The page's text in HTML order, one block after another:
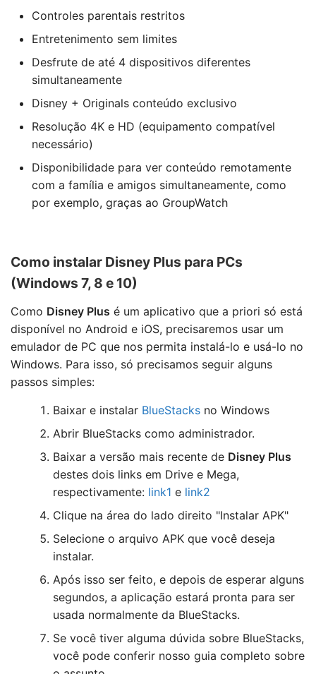
Controles parentais restritos
Entretenimento sem limites
Desfrute de até 4 dispositivos diferentes
simultaneamente
Disney + Originals conteúdo exclusivo
Resolução 4K e HD (equipamento compatível
necessário)
Disponibilidade para ver conteúdo remotamente
com a família e amigos simultaneamente, como
por exemplo, graças ao GroupWatch
Como instalar Disney Plus para PCs
(Windows 7, 8 e 10)
Como Disney Plus é um aplicativo que a priori só está
disponível no Android e iOS, precisaremos usar um
emulador de PC que nos permita instalá-lo e usá-lo no
Windows. Para isso, só precisamos seguir alguns
passos simples:
Baixar e instalar BlueStacks no Windows
Abrir BlueStacks como administrador.
Baixar a versão mais recente de Disney Plus
destes dois links em Drive e Mega,
respectivamente: link1 e link2
Clique na área do lado direito "Instalar APK"
Selecione o arquivo APK que você deseja
instalar.
Após isso ser feito, e depois de esperar alguns
segundos, a aplicação estará pronta para ser
usada normalmente da BlueStacks.
Se você tiver alguma dúvida sobre BlueStacks,
você pode conferir nosso guia completo sobre